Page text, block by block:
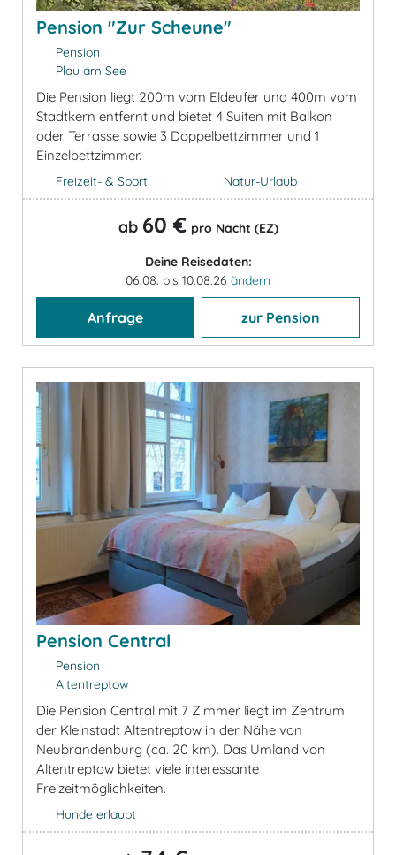
Pension "Zur Scheune"
Pension
Plau am See
Die Pension liegt 200m vom Eldeufer und 400m vom
Stadtkern entfernt und bietet 4 Suiten mit Balkon
oder Terrasse sowie 3 Doppelbettzimmer und 1
Einzelbettzimmer.
Freizeit- & Sport Natur-Urlaub
ab 60 € pro Nacht (EZ)
Deine Reisedaten:
06.08. bis 10.08.26 ändern
Anfrage zur Pension
Pension Central
Pension
Altentreptow
Die Pension Central mit 7 Zimmer liegt im Zentrum
der Kleinstadt Altentreptow in der Nähe von
Neubrandenburg (ca. 20 km). Das Umland von
Altentreptow bietet viele interessante
Freizeitmöglichkeiten.
Hunde erlaubt